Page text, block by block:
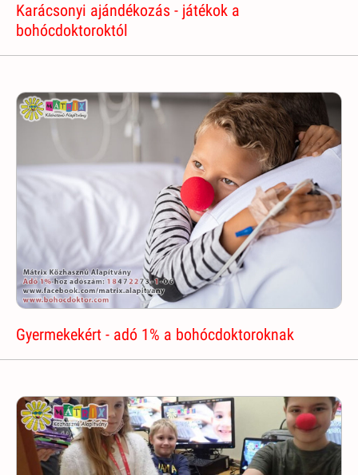
Karácsonyi ajándékozás - játékok a
bohócdoktoroktól
Gyermekekért - adó 1% a bohócdoktoroknak